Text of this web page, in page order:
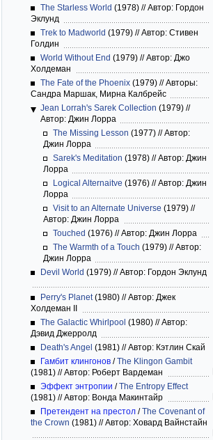
The Starless World (1978) //Автор: Гордон
Эклунд
Trek to Madworld (1979) //Автор: Стивен
Голдин
World Without End (1979) //Автор: Джо
Холдеман
The Fate of the Phoenix (1979) //Авторы:
Сандра Маршак, Мирна Калбрейс
Jean Lorrah's Sarek Collection (1979) //
Автор: Джин Лорра
The Missing Lesson (1977) //Автор:
Джин Лорра
Sarek's Meditation (1978) //Автор: Джин
Лорра
Logical Alternaitve (1976) //Автор: Джин
Лорра
Visit to an Alternate Universe (1979) //
Автор: Джин Лорра
Touched (1976) //Автор: Джин Лорра
The Warmth of a Touch (1979) //Автор:
Джин Лорра
Devil World (1979) //Автор: Гордон Эклунд
Perry's Planet(1980) //Автор: Джек
Холдеман II
The Galactic Whirlpool (1980) //Автор:
Дэвид Джерролд
Death's Angel (1981) //Автор: Кэтлин Скай
Гамбит клингонов /The Klingon Gambit
(1981) //Автор: Роберт Вардеман
Эффект энтропии /The Entropy Effect
(1981) //Автор: Вонда Макинтайр
Претендент на престол /The Covenant of
the Crown (1981) //Автор: Ховард Вайнстайн